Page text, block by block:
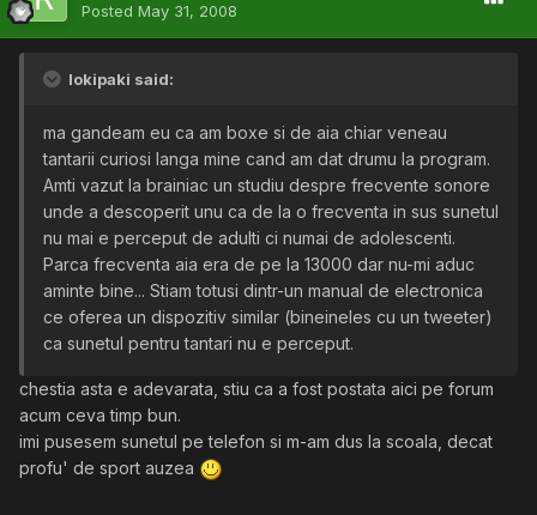
Posted May 31, 2008
lokipaki said:
ma gandeam eu ca am boxe si de aia chiar veneau
tantarii curiosi langa mine cand am dat drumu la program.
Amti vazut la brainiac un studiu despre frecvente sonore
unde a descoperit unu ca de la o frecventa in sus sunetul
nu mai e perceput de adulti ci numai de adolescenti.
Parca frecventa aia era de pe la 13000 dar nu-mi aduc
aminte bine... Stiam totusi dintr-un manual de electronica
ce oferea un dispozitiv similar (bineineles cu un tweeter)
ca sunetul pentru tantari nu e perceput.
chestia asta e adevarata, stiu ca a fost postata aici pe forum
acum ceva timp bun.
imi pusesem sunetul pe telefon si m-am dus la scoala, decat
profu' de sport auzea